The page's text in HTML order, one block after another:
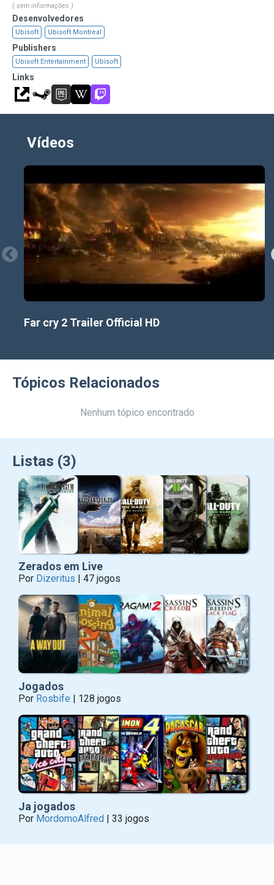
( sem informações )
Desenvolvedores
Ubisoft Ubisoft Montreal
Publishers
Ubisoft Entertainment Ubisoft
Links
Vídeos
Far cry 2 Trailer Official HD
Tópicos Relacionados
Nenhum tópico encontrado
Listas (3)
Zerados em Live
Por Dizeritus | 47 jogos
Jogados
Por Rosbife | 128 jogos
Ja jogados
Por MordomoAlfred | 33 jogos